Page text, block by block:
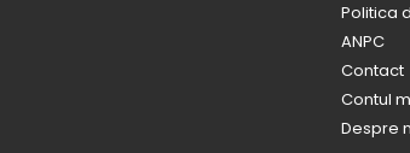
Politica
ANPC
Contact
Contul
Despre